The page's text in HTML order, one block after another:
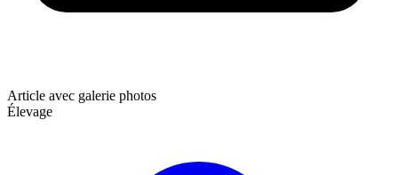
Article avec galerie photos
Élevage